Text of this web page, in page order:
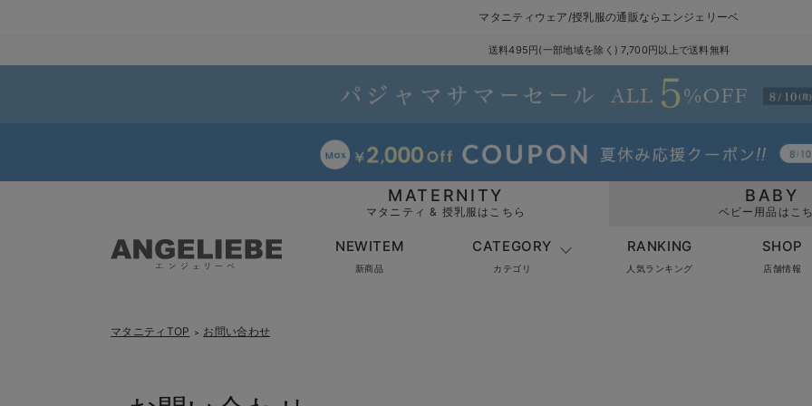
マタニティウェア/授乳服の通販ならエンジェリーベ
送料495円(一部地域を除く) 7,700円以上で送料無料
MATERNITY
マタニティ & 授乳服はこちら
BABY
ベビー用品はこ
NEWITEM
新商品
CATEGORY
カテゴリ
RANKING
人気ランキング
SHOP
店舗情報
マタニティTOP ＞ お問い合わせ